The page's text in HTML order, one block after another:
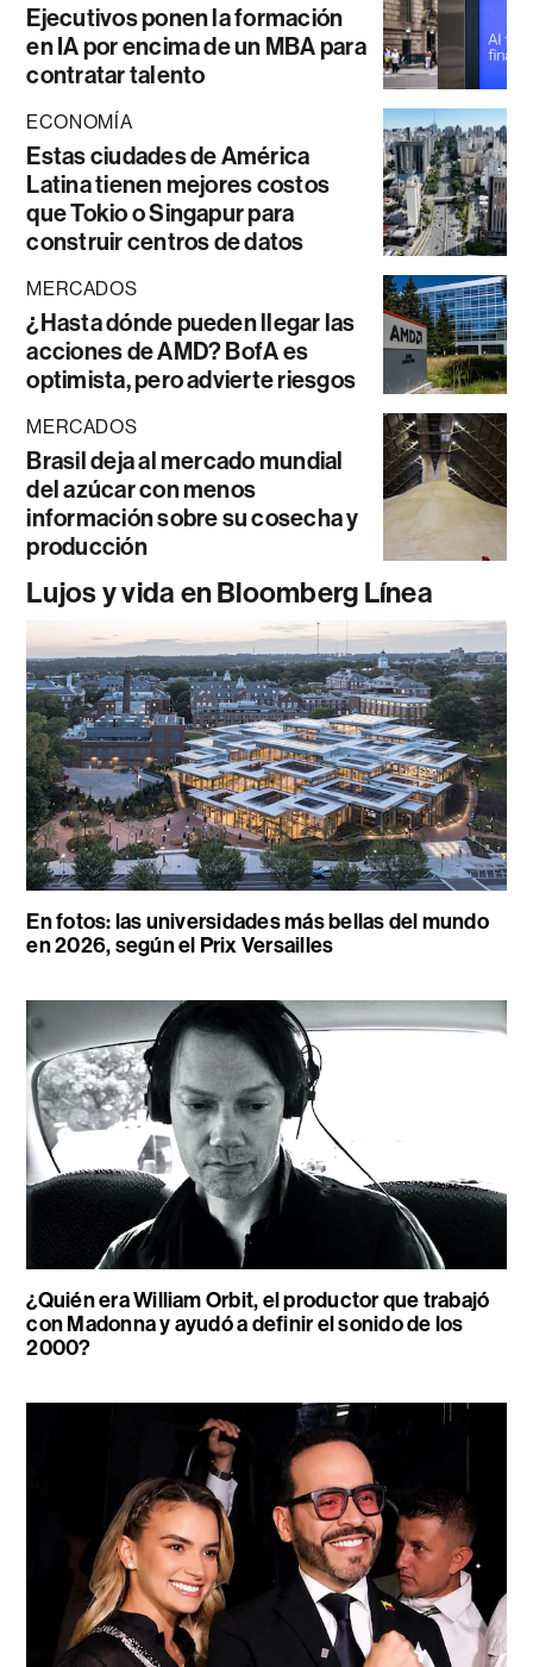
Ejecutivos ponen la formación
en IA por encima de un MBA para
contratar talento
ECONOMÍA
Estas ciudades de América
Latina tienen mejores costos
que Tokio o Singapur para
construir centros de datos
MERCADOS
¿Hasta dónde pueden llegar las
acciones de AMD? BofA es
optimista, pero advierte riesgos
MERCADOS
Brasil deja al mercado mundial
del azúcar con menos
información sobre su cosecha y
producción
Lujos y vida en Bloomberg Línea
En fotos: las universidades más bellas del mundo
en 2026, según el Prix Versailles
¿Quién era William Orbit, el productor que trabajó
con Madonna y ayudó a definir el sonido de los
2000?